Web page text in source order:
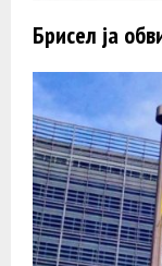
Брисел ја